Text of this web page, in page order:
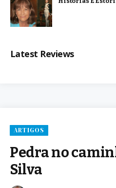
Latest Reviews
ARTIGOS
Pedra no
Silva